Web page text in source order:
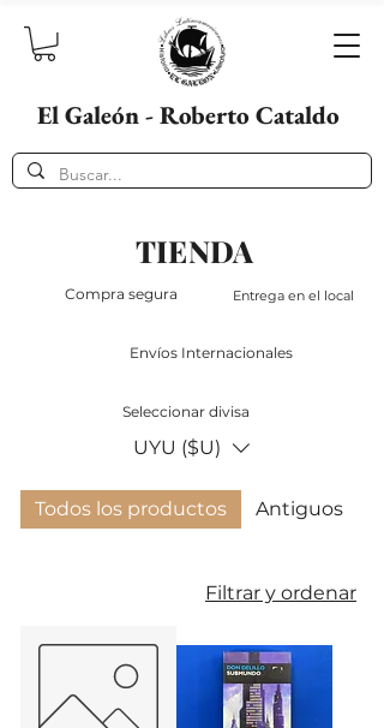
El Galeón - Roberto Cataldo
TIENDA
Compra segura Entrega en el local
Envíos Internacionales
Seleccionar divisa
UYU ($U)
Todos los productos Antiguos
Filtrar y ordenar